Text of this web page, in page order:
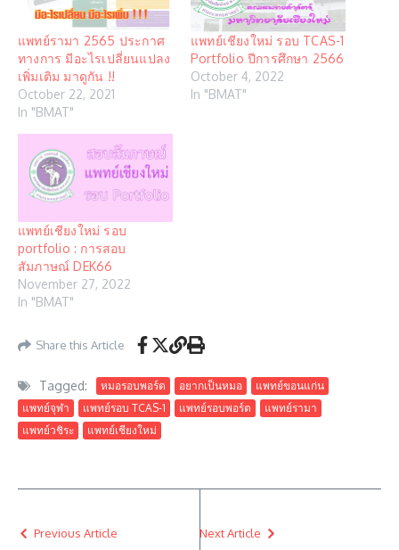
แพทย์รามา 2565 ประกาศ
ทางการ มีอะไรเปลี่ยนแปลง
เพิ่มเติม มาดูกัน !!
October 22, 2021
In "BMAT"
แพทย์เชียงใหม่ รอบ TCAS-1
Portfolio ปีการศึกษา 2566
October 4, 2022
In "BMAT"
แพทย์เชียงใหม่ รอบ
portfolio : การสอบ
สัมภาษณ์ DEK66
November 27, 2022
In "BMAT"
Share this Article
Tagged: หมอรอบพอร์ต อยากเป็นหมอ
แพทย์ขอนแก่น
แพทย์จุฬา
แพทย์รอบ TCAS-1 แพทย์รอบพอร์ต
แพทย์รามา
แพทย์วชิระ
แพทย์เชียงใหม่
Previous Article Next Article